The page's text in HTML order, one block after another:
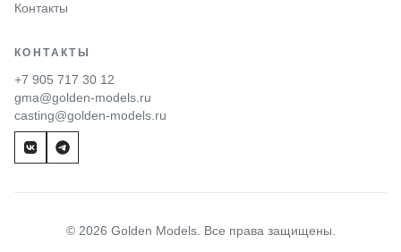
Контакты
КОНТАКТЫ
+7 905 717 30 12
gma@golden-models.ru
casting@golden-models.ru
© 2026 Golden Models. Все права защищены.